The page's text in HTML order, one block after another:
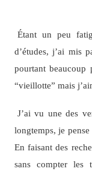
Étant un peu
d’études, j’ai mis
pourtant
“vieillotte” mais
J’ai vu une des
longtemps, je pense
En faisant des
sans compter